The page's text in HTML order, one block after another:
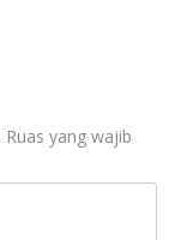
Ruas yang wajib